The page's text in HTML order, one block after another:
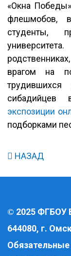
«Окна
флешмобов,
студенты,
врагом на
экспозиции
подборками
НАЗАД
© 2025 ФГБОУ
644080, г.
Обязательные